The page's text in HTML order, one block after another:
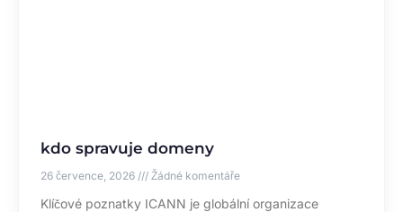
kdo spravuje domeny
26 července, 2026 Žádné komentáře
Klíčové poznatky ICANN je globální organizace